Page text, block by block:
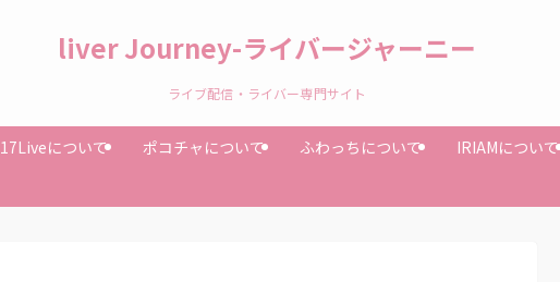
liver Journey-ライバージャーニー
ライブ配信・ライバー専門サイト
17Liveについて ポコチャについて ふわっちについて IRIAMについて